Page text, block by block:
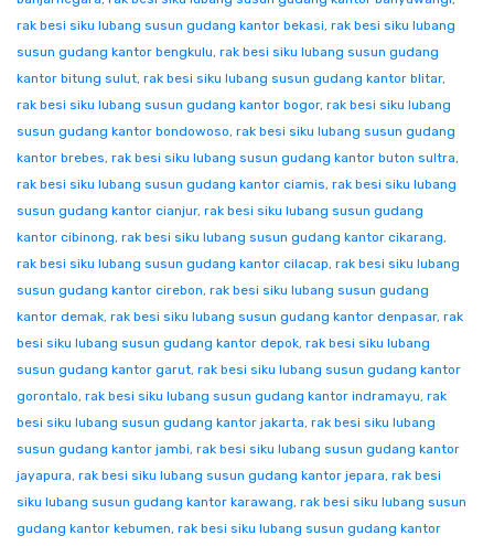
rak besi siku lubang susun gudang kantor bekasi, rak besi siku lubang
susun gudang kantor bengkulu, rak besi siku lubang susun gudang
kantor bitung sulut, rak besi siku lubang susun gudang kantor blitar,
rak besi siku lubang susun gudang kantor bogor, rak besi siku lubang
susun gudang kantor bondowoso, rak besi siku lubang susun gudang
kantor brebes, rak besi siku lubang susun gudang kantor buton sultra,
rak besi siku lubang susun gudang kantor ciamis, rak besi siku lubang
susun gudang kantor cianjur, rak besi siku lubang susun gudang
kantor cibinong, rak besi siku lubang susun gudang kantor cikarang,
rak besi siku lubang susun gudang kantor cilacap, rak besi siku lubang
susun gudang kantor cirebon, rak besi siku lubang susun gudang
kantor demak, rak besi siku lubang susun gudang kantor denpasar, rak
besi siku lubang susun gudang kantor depok, rak besi siku lubang
susun gudang kantor garut, rak besi siku lubang susun gudang kantor
gorontalo, rak besi siku lubang susun gudang kantor indramayu, rak
besi siku lubang susun gudang kantor jakarta, rak besi siku lubang
susun gudang kantor jambi, rak besi siku lubang susun gudang kantor
jayapura, rak besi siku lubang susun gudang kantor jepara, rak besi
siku lubang susun gudang kantor karawang, rak besi siku lubang susun
gudang kantor kebumen, rak besi siku lubang susun gudang kantor